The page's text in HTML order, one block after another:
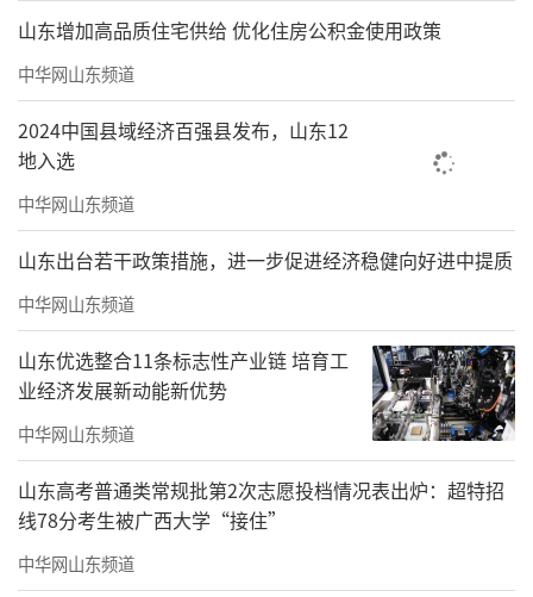
依照草图在操场上指导他们模拟演练，这些孩
子悟性极高，对枪械、旧服装充满天然的兴
趣，扮上装束、拿起木枪后，动作自然灵动，
在操场上穿梭跳跃、奔跑翻滚，热情几乎摁捺
不住，我只得在操场上一遍遍呼喊，引导他们
听从指令。孩子们冻得像红苹果一样的小脸上
满是灿烂笑容，那一刻我常常时光错乱，恍惚
觉得眼前这群孩子，真就是当年跟着杨靖宇将
军在深山里翻山越岭、浴血周旋的铁血少年。
他们眼底的志气、身上的灵动与无畏深深打动
了我，无数鲜活欢乐的瞬间定格在我的镜头与
画稿中，也将我彻底拉回那个风雪弥漫的战争
年代，真切触摸到深山抗争的艰难、机敏与一
往无前。
山东增加高品质住宅供给 优化住房公积金使用政策
中华网山东频道
2024中国县域经济百强县发布，山东12
地入选
中华网山东频道
山东出台若干政策措施，进一步促进经济稳健向好进中提质
中华网山东频道
山东优选整合11条标志性产业链 培育工
业经济发展新动能新优势
中华网山东频道
山东高考普通类常规批第2次志愿投档情况表出炉：超特招
线78分考生被广西大学“接住”
中华网山东频道